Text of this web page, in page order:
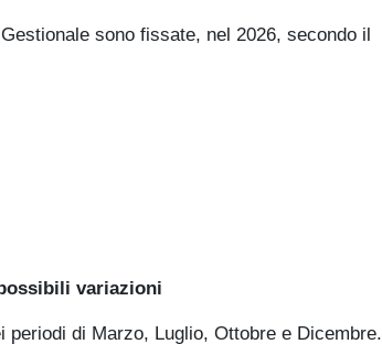
sono fissate, nel 2026, secondo il
variazioni
di Marzo, Luglio, Ottobre e Dicembre.